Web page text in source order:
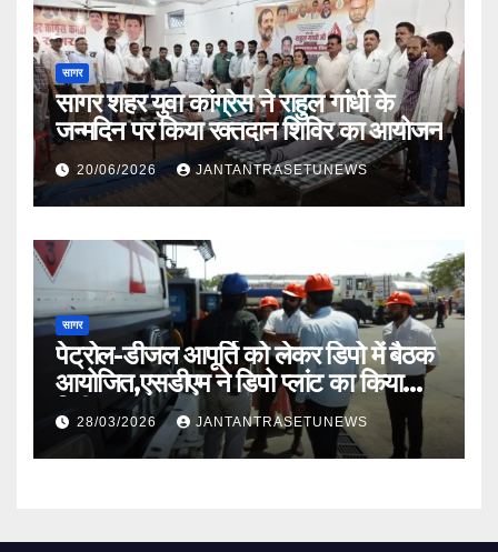
सागर
सागर शहर युवा कांग्रेस ने राहुल गांधी के
जन्मदिन पर किया रक्तदान शिविर का आयोजन
20/06/2026 JANTANTRASETUNEWS
सागर
पेट्रोल-डीजल आपूर्ति को लेकर डिपो में बैठक
आयोजित,एसडीएम ने डिपो प्लांट का किया
निरीक्षण
28/03/2026 JANTANTRASETUNEWS